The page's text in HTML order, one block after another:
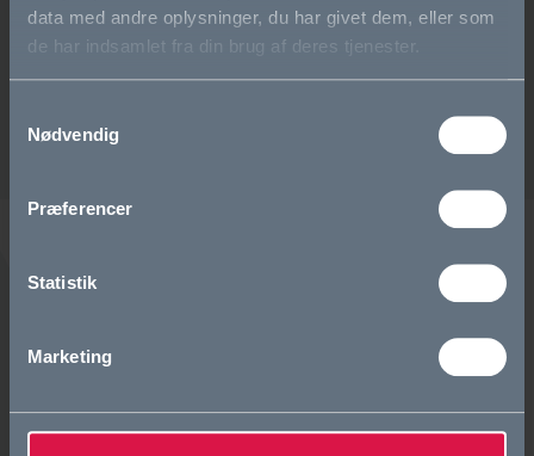
data med andre oplysninger, du har givet dem, eller som
de har indsamlet fra din brug af deres tjenester.
Nødvendig
Præferencer
Statistik
Marketing
Den første tid i gymnasiet